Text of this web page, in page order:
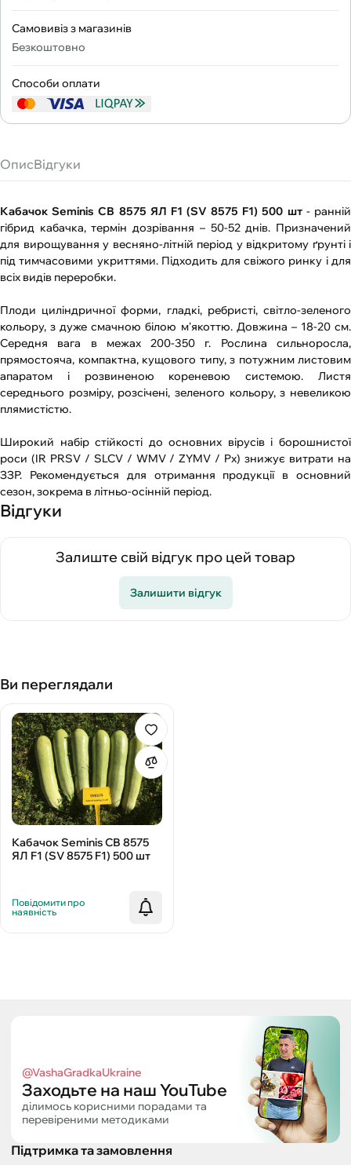
Самовивіз з магазинів
Безкоштовно
Способи оплати
ОписВідгуки
Кабачок Seminis СВ 8575 ЯЛ F1 (SV 8575 F1) 500 шт- ранній
гібрид кабачка, термін дозрівання – 50-52 днів. Призначений
для вирощування у весняно-літній період у відкритому ґрунті і
під тимчасовими укриттями. Підходить для свіжого ринку і для
всіх видів переробки.
Плоди циліндричної форми, гладкі, ребристі, світло-зеленого
кольору, з дуже смачною білою м'якоттю. Довжина – 18-20 см.
Середня вага в межах 200-350 г. Рослина сильноросла,
прямостояча, компактна, кущового типу, з потужним листовим
апаратом і розвиненою кореневою системою. Листя
середнього розміру, розсічені, зеленого кольору, з невеликою
плямистістю.
Широкий набір стійкості до основних вірусів і борошнистої
роси (IR PRSV / SLCV / WMV / ZYMV / Px) знижує витрати на
ЗЗР. Рекомендується для отримання продукції в основний
сезон, зокрема в літньо-осінній період.
Відгуки
Залиште свій відгук про цей товар
Залишити відгук
Ви переглядали
Кабачок Seminis СВ 8575
ЯЛ F1 (SV 8575 F1) 500 шт
Повідомити про
наявність
@VashaGradkaUkraine
Заходьте на наш YouTube
ділимось корисними порадами та
перевіреними методиками
Підтримка та замовлення